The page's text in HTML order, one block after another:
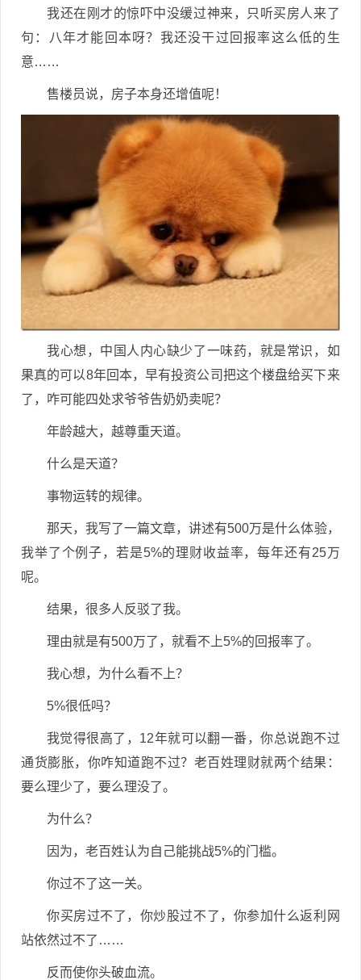
我还在刚才的惊吓中没缓过神来，只听买房人来了
句：八年才能回本呀？我还没干过回报率这么低的生
意……
售楼员说，房子本身还增值呢！
我心想，中国人内心缺少了一味药，就是常识，如
果真的可以8年回本，早有投资公司把这个楼盘给买下来
了，咋可能四处求爷爷告奶奶卖呢？
年龄越大，越尊重天道。
什么是天道？
事物运转的规律。
那天，我写了一篇文章，讲述有500万是什么体验，
我举了个例子，若是5%的理财收益率，每年还有25万
呢。
结果，很多人反驳了我。
理由就是有500万了，就看不上5%的回报率了。
我心想，为什么看不上？
5%很低吗？
我觉得很高了，12年就可以翻一番，你总说跑不过
通货膨胀，你咋知道跑不过？老百姓理财就两个结果：
要么理少了，要么理没了。
为什么？
因为，老百姓认为自己能挑战5%的门槛。
你过不了这一关。
你买房过不了，你炒股过不了，你参加什么返利网
站依然过不了……
反而使你头破血流。